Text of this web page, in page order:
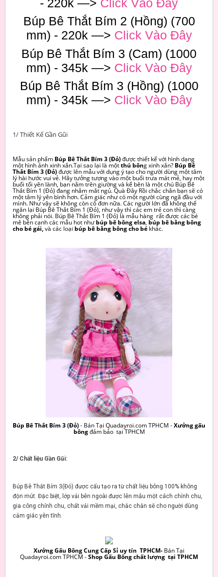
Búp Bê Thắt Bím 2 (Hồng) (700
mm) - 220k —> Click Vào Đây
Búp Bê Thắt Bím 3 (Cam) (1000
mm) - 345k —> Click Vào Đây
Búp Bê Thắt Bím 3 (Hồng) (1000
mm) - 345k —> Click Vào Đây
1/ Thiết Kế Gần Gũi
Mẫu sản phẩm Búp Bê Thắt Bím 3 (Đỏ)được thiết kế với hình dạng
một hình ảnh xinh xắn.Tại sao lại là mộtthú bông xinh xắn? Búp Bê
Thắt Bím 3 (Đỏ)được lên mẫu với dụng ý tạo cho người dùng một tâm
lý hài hước vui vẻ. Hãy tưởng tượng vào một buổi trưa mát mẻ, hay một
buổi tối yên lành, bạn nằm trên giường và kế bên là một chú Búp Bê
Thắt Bím 1 (Đỏ) đang nhắm mắt ngủ. Quà Đây Rồi chắc chắn bạn sẽ có
một tâm lý yên bình hơn. Cảm giác như có một người cùng ngã đầu với
mình. Như vậy sẽ không còn cô đơn nữa. Các người lớn đã không thể
ngăn lại Búp Bê Thắt Bím 1 (Đỏ), như vậy thì các em trẻ con thì càng
không phải nói. Búp Bê Thắt Bím 1 (Đỏ) là mẫu hàng rất được các bé
mê bên cạnh các mẫu hot nhưbúp bê bông elsa, búp bê bằng bông
cho bé gái,và các loại búp bê bằng bông cho bé khác.
Búp Bê Thắt Bím 3 (Đỏ)- Bán Tại Quadayroi.com TPHCM -Xưởng gấu
bôngđảm bảo tại TPHCM
2/ Chất liệu Gần Gũi:
Búp Bê Thắt Bím 3(Đỏ) được cấu tạo ra từ chất liệu bông 100% không
độn mút. Đặc biệt, lớp vải bên ngoài được lên mẫu một cách chỉnh chu,
gia công chỉnh chu, chất vải mềm mại, chắc chắn sẽ cho người dùng
cảm giác yên tĩnh.
Xưởng Gấu Bông Cung Cấp Sỉ uy tín TPHCM- Bán Tại
Quadayroi.com TPHCM -Shop Gấu Bông chất lượng tại TPHCM